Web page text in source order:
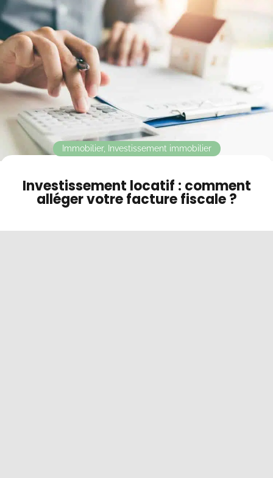
Contact
Mode sombre
Investissement locatif : comment
alléger votre facture fiscale ?
Immobilier, Investissement immobilier